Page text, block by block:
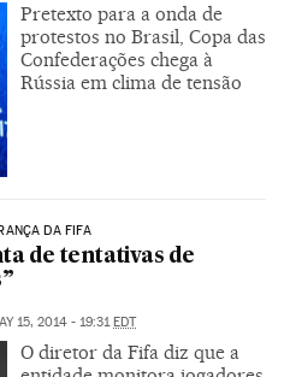
Pretexto para a onda de
protestos no Brasil, Copa das
Confederações chega à
Rússia em clima de tensão
DA FIFA
de tentativas de
15, 2014 - 19:31EDT
O diretor da Fifa diz que a